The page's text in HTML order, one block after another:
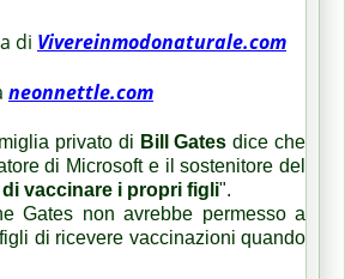
di Vivereinmodonaturale.com
neonnettle.com
privato di Bill Gates dice che
di Microsoft e il sostenitore del
vaccinare i propri figli".
Gates non avrebbe permesso a
di ricevere vaccinazioni quando